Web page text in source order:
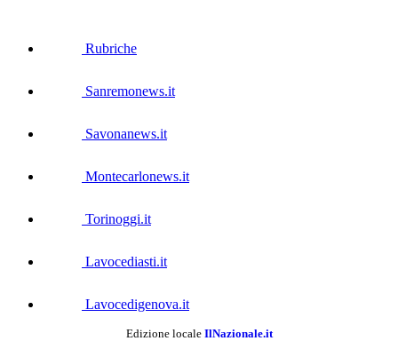
Rubriche
Sanremonews.it
Savonanews.it
Montecarlonews.it
Torinoggi.it
Lavocediasti.it
Lavocedigenova.it
Edizione locale IlNazionale.it